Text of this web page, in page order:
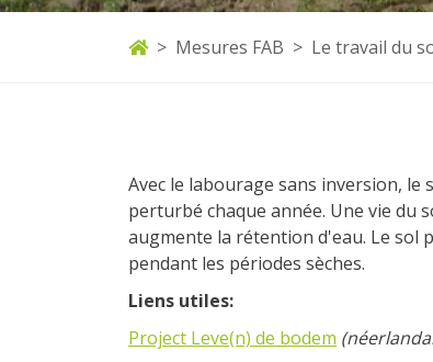
Mesures FAB Le travail du
Avec le labourage sans inversion,
perturbé chaque année. Une vie du
augmente la rétention d'eau. Le sol
pendant les périodes sèches.
Liens utiles:
Project Leve(n) de bodem